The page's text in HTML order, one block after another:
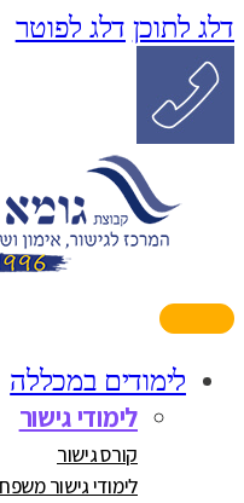
דלג לתוכן דלג לפוטר
לימודים במכללה
לימודי גישור
קורס גישור
לימודי גישור